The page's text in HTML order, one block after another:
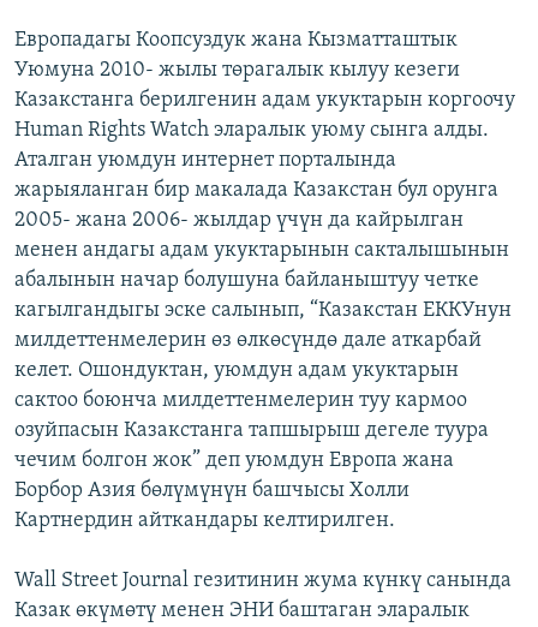
Европадагы Коопсуздук жана Кызматташтык
Уюмуна 2010- жылы төрагалык кылуу кезеги
Казакстанга берилгенин адам укуктарын коргоочу
Human Rights Watch эларалык уюму сынга алды.
Аталган уюмдун интернет порталында
жарыяланган бир макалада Казакстан бул орунга
2005- жана 2006- жылдар үчүн да кайрылган
менен андагы адам укуктарынын сакталышынын
абалынын начар болушуна байланыштуу четке
кагылгандыгы эске салынып, “Казакстан ЕККУнун
милдеттенмелерин өз өлкөсүндө дале аткарбай
келет. Ошондуктан, уюмдун адам укуктарын
сактоо боюнча милдеттенмелерин туу кармоо
озуйпасын Казакстанга тапшырыш дегеле туура
чечим болгон жок” деп уюмдун Европа жана
Борбор Азия бөлүмүнүн башчысы Холли
Картнердин айткандары келтирилген.
Wall Street Journal гезитинин жума күнкү санында
Казак өкүмөтү менен ЭНИ баштаган эларалык